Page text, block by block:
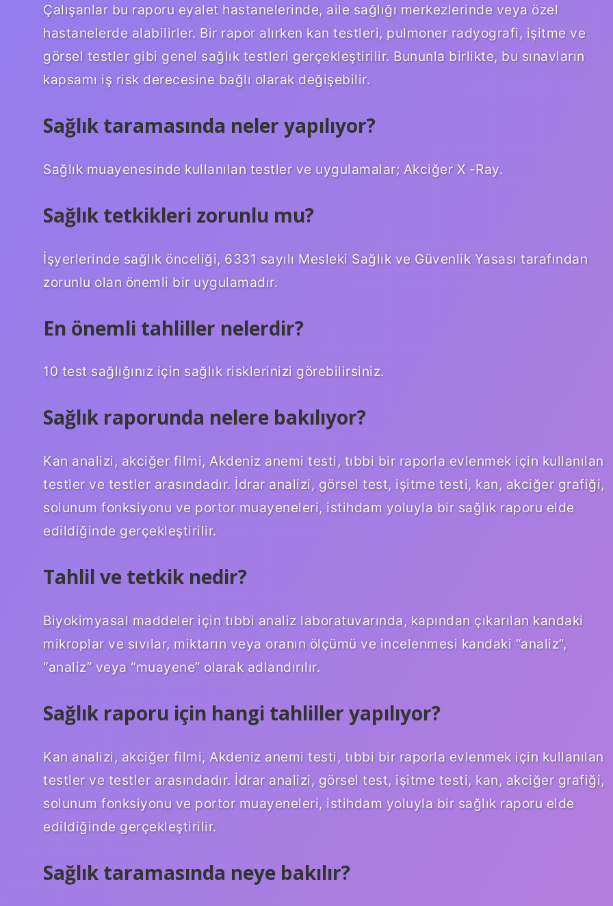
Çalışanlar bu raporu eyalet hastanelerinde, aile sağlığı merkezlerinde veya özel
hastanelerde alabilirler. Bir rapor alırken kan testleri, pulmoner radyografi, işitme ve
görsel testler gibi genel sağlık testleri gerçekleştirilir. Bununla birlikte, bu sınavların
kapsamı iş risk derecesine bağlı olarak değişebilir.
Sağlık taramasında neler yapılıyor?
Sağlık muayenesinde kullanılan testler ve uygulamalar; Akciğer X -Ray.
Sağlık tetkikleri zorunlu mu?
İşyerlerinde sağlık önceliği, 6331 sayılı Mesleki Sağlık ve Güvenlik Yasası tarafından
zorunlu olan önemli bir uygulamadır.
En önemli tahliller nelerdir?
10 test sağlığınız için sağlık risklerinizi görebilirsiniz.
Sağlık raporunda nelere bakılıyor?
Kan analizi, akciğer filmi, Akdeniz anemi testi, tıbbi bir raporla evlenmek için kullanılan
testler ve testler arasındadır. İdrar analizi, görsel test, işitme testi, kan, akciğer grafiği,
solunum fonksiyonu ve portor muayeneleri, istihdam yoluyla bir sağlık raporu elde
edildiğinde gerçekleştirilir.
Tahlil ve tetkik nedir?
Biyokimyasal maddeler için tıbbi analiz laboratuvarında, kapından çıkarılan kandaki
mikroplar ve sıvılar, miktarın veya oranın ölçümü ve incelenmesi kandaki “analiz”,
“analiz” veya “muayene” olarak adlandırılır.
Sağlık raporu için hangi tahliller yapılıyor?
Kan analizi, akciğer filmi, Akdeniz anemi testi, tıbbi bir raporla evlenmek için kullanılan
testler ve testler arasındadır. İdrar analizi, görsel test, işitme testi, kan, akciğer grafiği,
solunum fonksiyonu ve portor muayeneleri, istihdam yoluyla bir sağlık raporu elde
edildiğinde gerçekleştirilir.
Sağlık taramasında neye bakılır?